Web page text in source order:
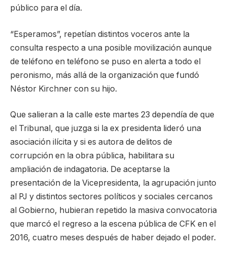
público para el día.
“Esperamos”, repetían distintos voceros ante la
consulta respecto a una posible movilización aunque
de teléfono en teléfono se puso en alerta a todo el
peronismo, más allá de la organización que fundó
Néstor Kirchner con su hijo.
Que salieran a la calle este martes 23 dependía de que
el Tribunal, que juzga si la ex presidenta lideró una
asociación ilícita y si es autora de delitos de
corrupción en la obra pública, habilitara su
ampliación de indagatoria. De aceptarse la
presentación de la Vicepresidenta, la agrupación junto
al PJ y distintos sectores políticos y sociales cercanos
al Gobierno, hubieran repetido la masiva convocatoria
que marcó el regreso a la escena pública de CFK en el
2016, cuatro meses después de haber dejado el poder.